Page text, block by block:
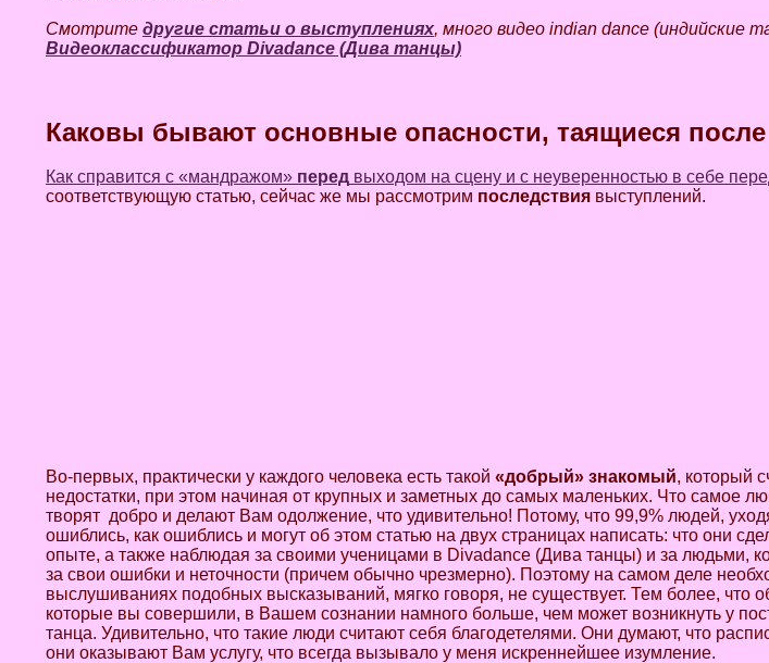
Смотрите другие статьи о выступлениях, много видео indian dance (индийские
Видеоклассификатор Divadance (Дива танцы)
Каковы бывают основные опасности, таящиеся
Как справится с «мандражом» перед выходом на сцену и с неуверенностью в себе
соответствующую статью, сейчас же мы рассмотрим последствия выступлений.
Во-первых, практически у каждого человека есть такой «добрый» знакомый, который
недостатки, при этом начиная от крупных и заметных до самых маленьких. Что самое
творят добро и делают Вам одолжение, что удивительно! Потому, что 99,9% людей,
ошиблись, как ошиблись и могут об этом статью на двух страницах написать: что они
опыте, а также наблюдая за своими ученицами в Divadance (Дива танцы) и за людьми,
за свои ошибки и неточности (причем обычно чрезмерно). Поэтому на самом деле
выслушиваниях подобных высказываний, мягко говоря, не существует. Тем более, что
которые вы совершили, в Вашем сознании намного больше, чем может возникнуть у
танца. Удивительно, что такие люди считают себя благодетелями. Они думают, что
они оказывают Вам услугу, что всегда вызывало у меня искреннейшее изумление.